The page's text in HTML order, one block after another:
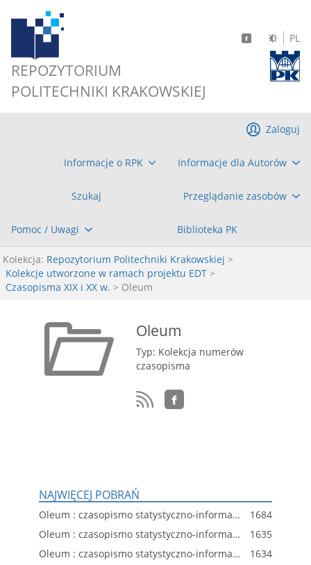
REPOZYTORIUM
POLITECHNIKI KRAKOWSKIEJ
PL
Informacje o RPK Informacje dla Autorów
Szukaj Przeglądanie zasobów
Pomoc / Uwagi Biblioteka PK
Zaloguj
Kolekcja: Repozytorium Politechniki Krakowskiej >
Kolekcje utworzone w ramach projektu EDT >
Czasopisma XIX i XX w. > Oleum
Oleum
Typ: Kolekcja numerów
czasopisma
NAJWIĘCEJ POBRAŃ
Oleum : czasopismo statystyczno-informacyjne dla spraw przemysłu oleju skalnego w Polsce, R. 5, nr 201
1684
Oleum : czasopismo statystyczno-informacyjne dla spraw przemysłu oleju skalnego w Polsce, R. 4, nr 171
1635
Oleum : czasopismo statystyczno-informacyjne dla spraw przemysłu oleju skalnego w Polsce, R. 5, nr 197
1634